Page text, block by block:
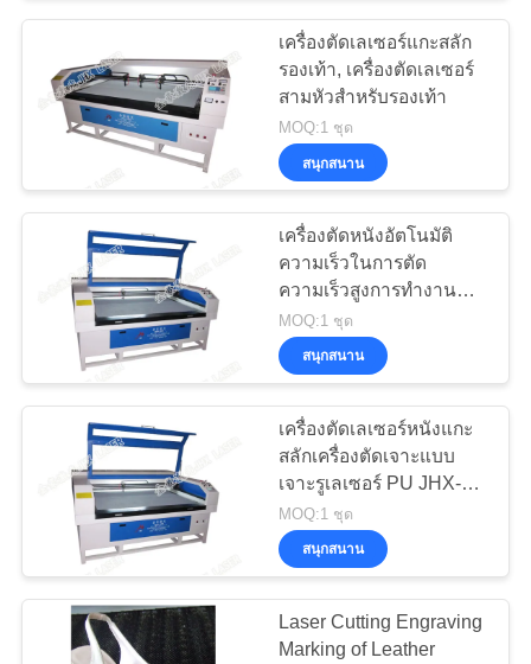
คุย
COMPANY
NEWS
แผนผัง
เว็บไซต์
เครื่องตัดเลเซอร์
26
เครื่องตัด Sportwear
ระเหิด
14
เครื่องตัดเลเซอร์แกะสลัก
รองเท้า, เครื่องตัดเลเซอร์
สามหัวสำหรับรองเท้า
MOQ:1 ชุด
สนุกสนาน
เครื่องตัดหนังอัตโนมัติ
ความเร็วในการตัด
ความเร็วสูงการทำงานที่
เสถียร
MOQ:1 ชุด
สนุกสนาน
เครื่องตัดเลเซอร์หนังแกะ
สลักเครื่องตัดเจาะแบบ
เจาะรูเลเซอร์ PU JHX-
160100
MOQ:1 ชุด
สนุกสนาน
Laser Cutting Engraving
Marking of Leather